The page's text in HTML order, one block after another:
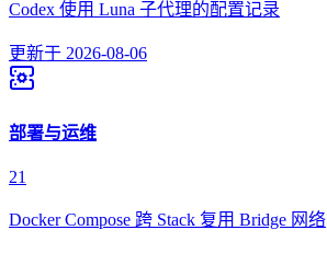
Codex 使用 Luna 子代理的配置记录
更新于 2026-08-06
部署与运维
21
Docker Compose 跨 Stack 复用 Bridge 网络